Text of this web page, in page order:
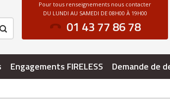
Pour tous renseignements nous contacter
DU LUNDI AU SAMEDI DE 08H00 À 19H00
01 43 77 86 78
Engagements FIRELESS Demande de